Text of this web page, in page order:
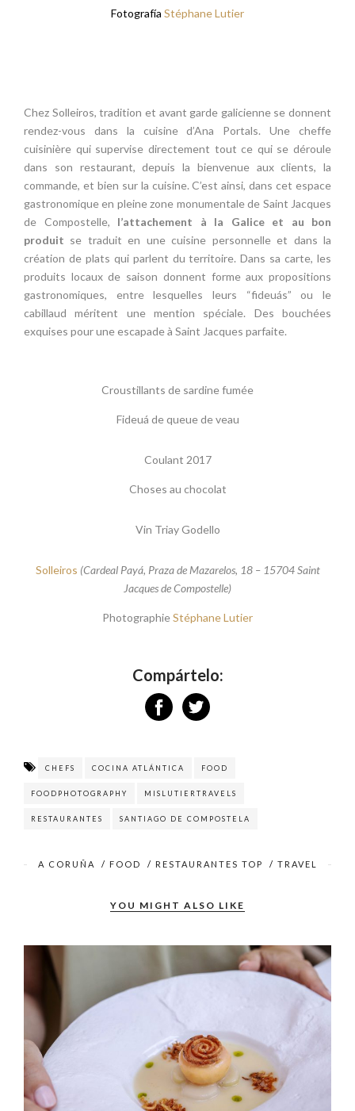
Fotografía Stéphane Lutier
Chez Solleiros, tradition et avant garde galicienne se donnent
rendez-vous dans la cuisine d’Ana Portals. Une cheffe
cuisinière qui supervise directement tout ce qui se déroule
dans son restaurant, depuis la bienvenue aux clients, la
commande, et bien sur la cuisine. C’est ainsi, dans cet espace
gastronomique en pleine zone monumentale de Saint Jacques
de Compostelle, l’attachement à la Galice et au bon
produit se traduit en une cuisine personnelle et dans la
création de plats qui parlent du territoire. Dans sa carte, les
produits locaux de saison donnent forme aux propositions
gastronomiques, entre lesquelles leurs “fideuás” ou le
cabillaud méritent une mention spéciale. Des bouchées
exquises pour une escapade à Saint Jacques parfaite.
Croustillants de sardine fumée
Fideuá de queue de veau
Coulant 2017
Choses au chocolat
Vin Triay Godello
Solleiros (Cardeal Payá, Praza de Mazarelos, 18 – 15704 Saint
Jacques de Compostelle)
PhotographieStéphane Lutier
Compártelo:
CHEFS COCINA ATLÁNTICA FOOD
FOODPHOTOGRAPHY MISLUTIERTRAVELS
RESTAURANTES SANTIAGO DE COMPOSTELA
A CORUÑA / FOOD / RESTAURANTES TOP / TRAVEL
YOU MIGHT ALSO LIKE